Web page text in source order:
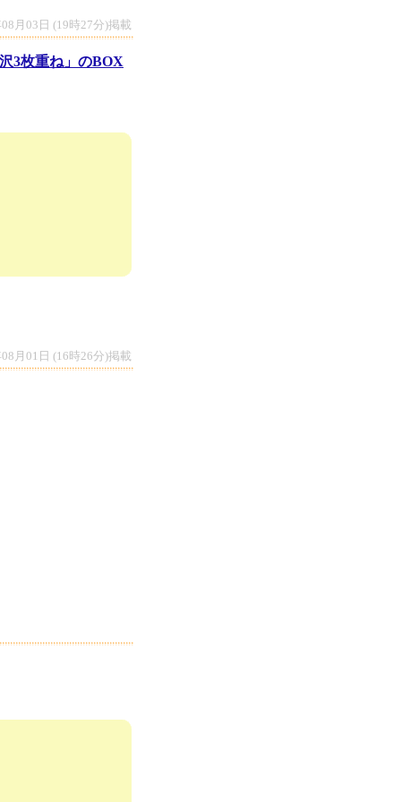
月03日 (19時27分)掲載
3枚重ね」のBOX
月01日 (16時26分)掲載